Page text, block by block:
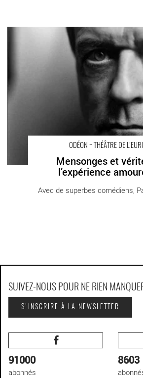
ODÉON ~ THÉÂTRE DE
Mensonges et
l’expérience
Mensonges et vérités de l’expérience
sortie Théâtre Paris ATELIERS BERTHIER
SUIVEZ-NOUS POUR NE RIEN
S'INSCRIRE À LA NEWSLETTER
91000
abonnés
8603